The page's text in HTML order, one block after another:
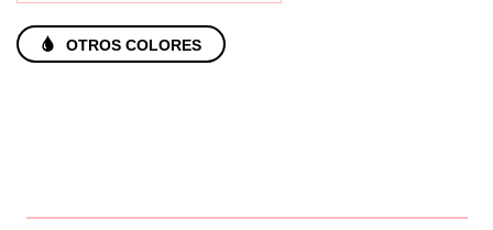
OTROS COLORES